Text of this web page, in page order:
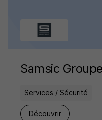
Samsic
Services / Sécurité
Découvrir